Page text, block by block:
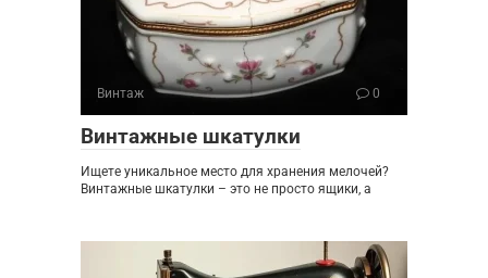
Винтаж 0
Винтажные шкатулки
Ищете уникальное место для хранения мелочей?
Винтажные шкатулки – это не просто ящики, а